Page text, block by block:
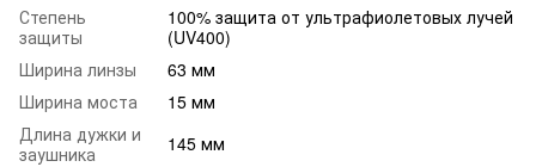
Степень
защиты
100% защита от ультрафиолетовых лучей
(UV400)
Ширина линзы
63 мм
Ширина моста
15 мм
Длина дужки и
заушника
145 мм